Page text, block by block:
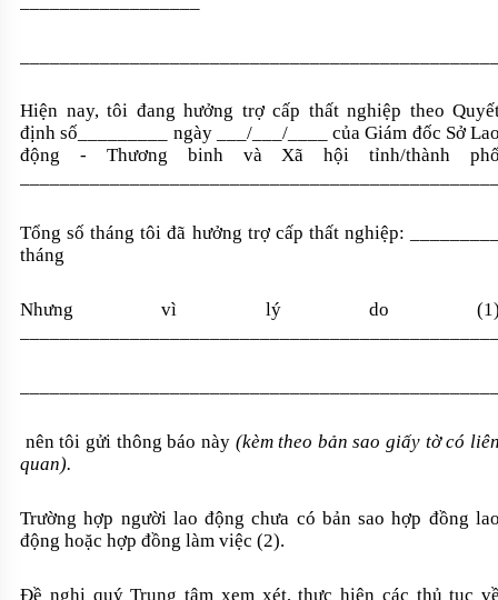
Hiện nay, tôi đang hưởng trợ cấp thất nghiệp theo
định số_________ ngày ___/___/____ của Giám đốc Sở
động - Thương binh và Xã hội tỉnh/thành
Tổng số tháng tôi đã hưởng trợ cấp thất nghiệp:
tháng
Nhưng vì lý do
nên tôi gửi thông báo này (kèm theo bản sao giấy tờ có
quan).
Trường hợp người lao động chưa có bản sao hợp đồng
động hoặc hợp đồng làm việc (2).
Đề nghị quý Trung tâm xem xét, thực hiện các thủ tục